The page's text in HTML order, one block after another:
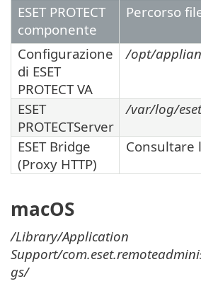
ESET PROTECT
componente
Percorso
Configurazione
di ESET
PROTECT VA
/opt/
ESET
PROTECTServer
/var/log/
ESET Bridge
(Proxy HTTP)
Consultare
macOS
/Library/Application
Support/
gs/